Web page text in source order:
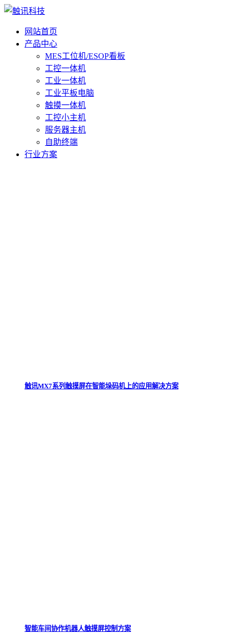
网站首页
产品中心
MES工位机/ESOP看板
工控一体机
工业一体机
工业平板电脑
触摸一体机
工控小主机
服务器主机
自助终端
行业方案
触讯MX7系列触摸屏在智能垛码机上的应用解决方案
智能车间协作机器人触摸屏控制方案